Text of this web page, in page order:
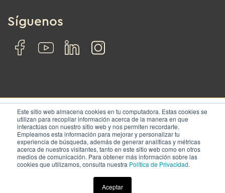
Este sitio web almacena cookies en tu computadora. Estas cookies se
utilizan para recopilar información acerca de la manera en que
interactúas con nuestro sitio web y nos permiten recordarte.
Empleamos esta información para mejorar y personalizar tu
experiencia de búsqueda, además de generar analíticas y métricas
acerca de nuestros visitantes, tanto en este sitio web como en otros
medios de comunicación. Para obtener más información sobre las
cookies que utilizamos, consulta nuestra Política de Privacidad.
Aceptar
Síguenos
© IZA. All rights reserved.
NosotrosSolucionesUbicacionesContacto
Términos y condiciones| Aviso de privacidad